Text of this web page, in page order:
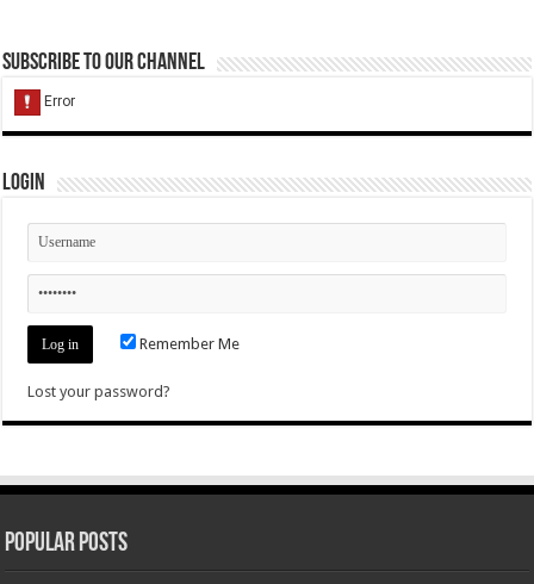
Subscribe to our Channel
Login
Remember Me
Lost your password?
Popular Posts